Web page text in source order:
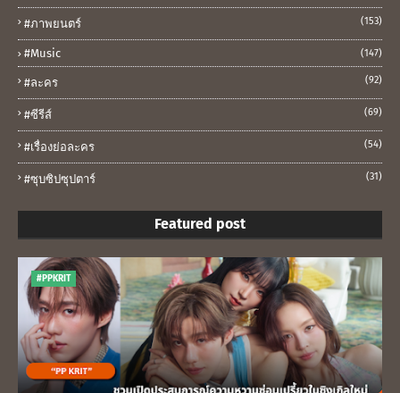
#ภาพยนตร์ (153)
#music (147)
#ละคร (92)
#ซีรีส์ (69)
#เรื่องย่อละคร (54)
#ซุบซิปซุปตาร์ (31)
Featured post
#PPKRIT